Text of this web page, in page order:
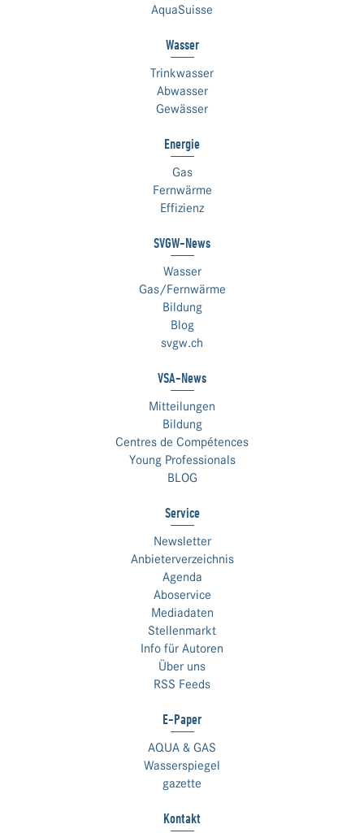
AquaSuisse
Wasser
Trinkwasser
Abwasser
Gewässer
Energie
Gas
Fernwärme
Effizienz
SVGW-News
Wasser
Gas/Fernwärme
Bildung
Blog
svgw.ch
VSA-News
Mitteilungen
Bildung
Centres de Compétences
Young Professionals
BLOG
Service
Newsletter
Anbieterverzeichnis
Agenda
Aboservice
Mediadaten
Stellenmarkt
Info für Autoren
Über uns
RSS Feeds
E-Paper
AQUA & GAS
Wasserspiegel
gazette
Kontakt